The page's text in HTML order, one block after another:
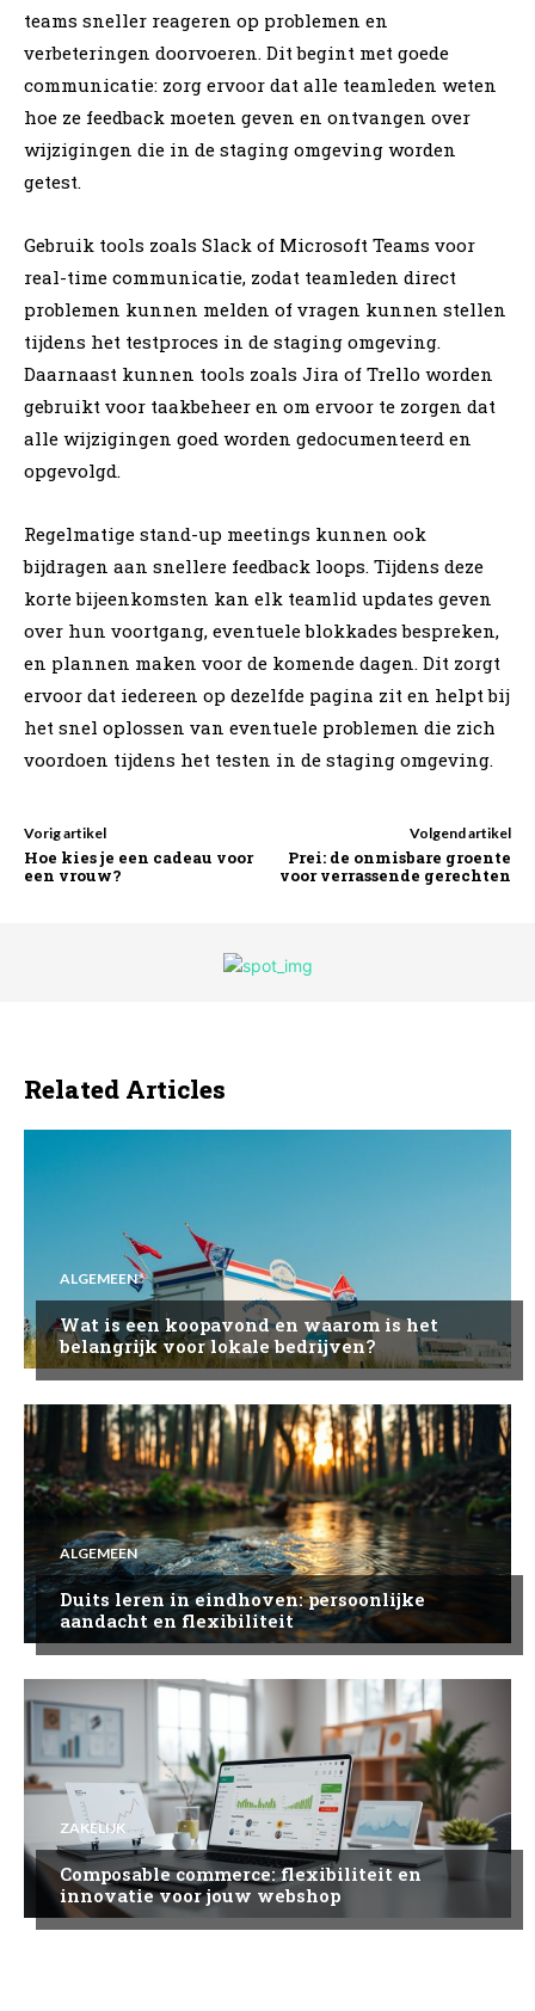
teams sneller reageren op problemen en
verbeteringen doorvoeren. Dit begint met goede
communicatie: zorg ervoor dat alle teamleden weten
hoe ze feedback moeten geven en ontvangen over
wijzigingen die in de staging omgeving worden
getest.
Gebruik tools zoals Slack of Microsoft Teams voor
real-time communicatie, zodat teamleden direct
problemen kunnen melden of vragen kunnen stellen
tijdens het testproces in de staging omgeving.
Daarnaast kunnen tools zoals Jira of Trello worden
gebruikt voor taakbeheer en om ervoor te zorgen dat
alle wijzigingen goed worden gedocumenteerd en
opgevolgd.
Regelmatige stand-up meetings kunnen ook
bijdragen aan snellere feedback loops. Tijdens deze
korte bijeenkomsten kan elk teamlid updates geven
over hun voortgang, eventuele blokkades bespreken,
en plannen maken voor de komende dagen. Dit zorgt
ervoor dat iedereen op dezelfde pagina zit en helpt bij
het snel oplossen van eventuele problemen die zich
voordoen tijdens het testen in de staging omgeving.
Vorig artikel
Hoe kies je een cadeau voor
een vrouw?
Volgend artikel
Prei: de onmisbare groente
voor verrassende gerechten
Related Articles
ALGEMEEN
Wat is een koopavond en waarom is het
belangrijk voor lokale bedrijven?
ALGEMEEN
Duits leren in eindhoven: persoonlijke
aandacht en flexibiliteit
ZAKELIJK
Composable commerce: flexibiliteit en
innovatie voor jouw webshop